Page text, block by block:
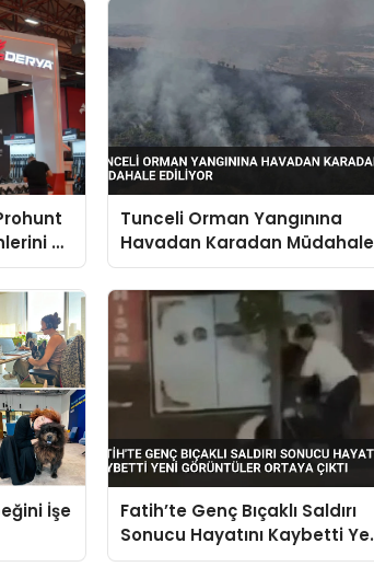
ve
Tunceli Orman Yangınına
Havadan Karadan Müdahale
Ediliyor
İşe
Fatih’te Genç Bıçaklı Saldırı
Sonucu Hayatını Kaybetti
Görüntüler Ortaya Çıktı